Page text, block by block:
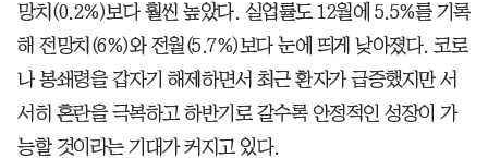
망치(0.2%)보다 훨씬 높았다. 실업률도 12월에 5.5%를 기록
해 전망치(6%)와 전월(5.7%)보다 눈에 띄게 낮아졌다. 코로
나 봉쇄령을 갑자기 해제하면서 최근 환자가 급증했지만 서
서히 혼란을 극복하고 하반기로 갈수록 안정적인 성장이 가
능할 것이라는 기대가 커지고 있다.